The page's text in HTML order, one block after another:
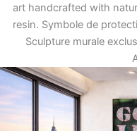
art handcrafted with
resin. Symbole de
Sculpture murale